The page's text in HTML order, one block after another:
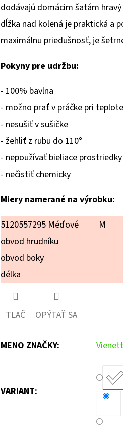
5
hviezdičiek.
dodávajú domácim šatám
dĺžka nad kolená je praktická a
maximálnu priedušnosť, je
Pokyny pre udržbu:
- 100% bavlna
- možno prať v práčke pri
- nesušiť v sušičke
- žehliť z rubu do 110°
- nepoužívať bieliace prostriedky
- nečistiť chemicky
Miery namerané na výrobku:
5120557295 Méďové
M
obvod hrudníku
obvod boky
délka
TLAČ OPÝTAŤ SA
MENO ZNAČKY:
VARIANT: